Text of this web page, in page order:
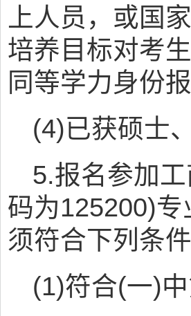
上人员，或国
培养目标对考
同等学力身份
(4)已获硕士
5.报名参加
码为125200)
须符合下列条件
(1)符合(一)